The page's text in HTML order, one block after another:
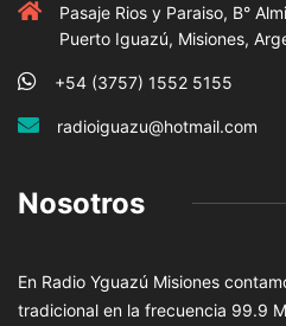
Pasaje Rios y Paraiso, B°
Puerto Iguazú, Misiones,
+54 (3757) 1552 5155
radioiguazu@hotmail.com
Nosotros
En Radio Yguazú Misiones
tradicional en la frecuencia 99.9